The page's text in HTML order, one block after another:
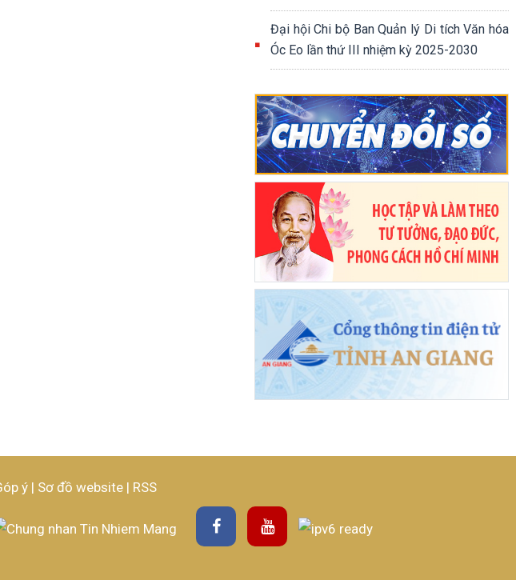
Thê.
Đại hội Chi bộ Ban Quản lý Di tích Văn hóa
Óc Eo lần thứ III nhiệm kỳ 2025-2030
ý | Sơ đồ website | RSS